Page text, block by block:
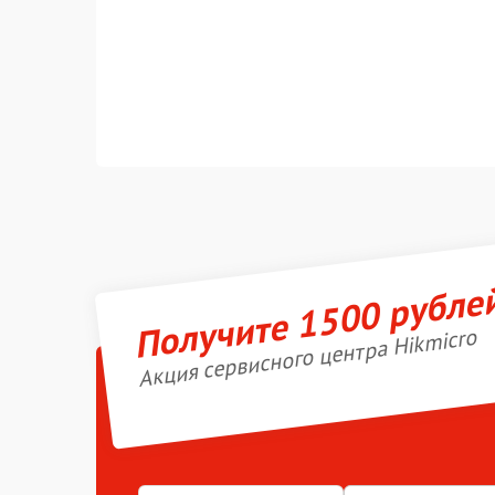
Получите 1500
Акция сервисного центра Hikmicro